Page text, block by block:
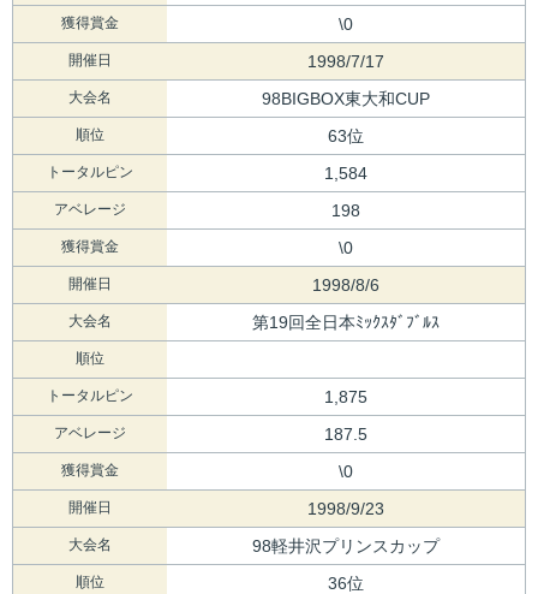
獲得賞金 \0
開催日 1998/7/17
大会名 98BIGBOX東大和CUP
順位 63位
トータルピン 1,584
アベレージ 198
獲得賞金 \0
開催日 1998/8/6
大会名 第19回全日本ﾐｯｸｽﾀﾞﾌﾞﾙｽ
順位
トータルピン 1,875
アベレージ 187.5
獲得賞金 \0
開催日 1998/9/23
大会名 98軽井沢プリンスカップ
順位 36位